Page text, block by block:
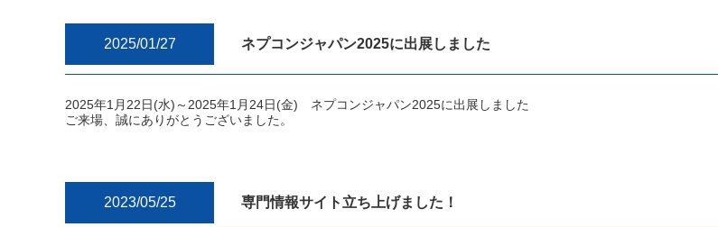
2025/01/27 ネプコンジャパン2025に出展しました
2025年1月22日(水)～2025年1月24日(金) ネプコンジャパン2025に出展しました
ご来場、誠にありがとうございました。
2023/05/25 専門情報サイト立ち上げました！